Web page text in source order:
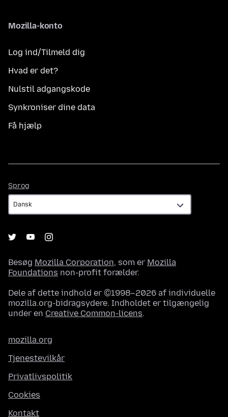
Mozilla-konto
Log ind/Tilmeld dig
Hvad er det?
Nulstil adgangskode
Synkroniser dine data
Få hjælp
Sprog
Besøg Mozilla Corporation, som er Mozilla
Foundations non-profit forælder.
Dele af dette indhold er ©1998–2026 af individuelle
mozilla.org-bidragsydere. Indholdet er tilgængelig
under en Creative Common-licens.
mozilla.org
Tjenestevilkår
Privatlivspolitik
Cookies
Kontakt